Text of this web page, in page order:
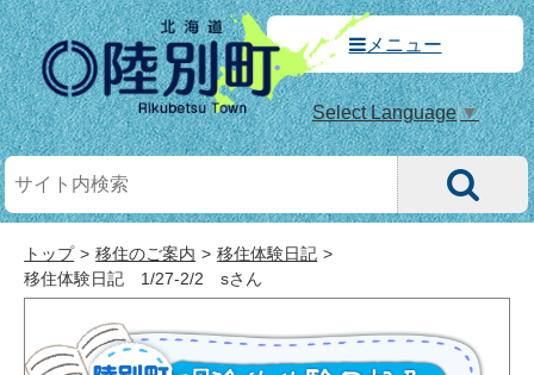
メニュー
Select Language▼
トップ 移住のご案内
移住体験日記
移住体験日記 1/27-2/2 sさん